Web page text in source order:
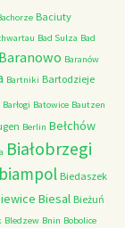
Baciuty
Bad Sulza Bad
Baranowo Baranów
Bartniki Bartodzieje
Barłogi Batowice Bautzen
Berlin Bełchów
Białobrzegi
Biedaszek
Biesal Bieżuń
Bledzew Bnin Bobolice